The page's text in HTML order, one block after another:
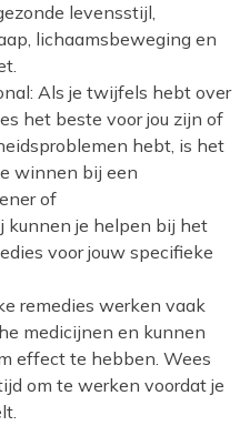
levensstijl,
lichaamsbeweging en
Als je twijfels hebt over
het beste voor jou zijn of
hebt, is het
winnen bij een
of
kunnen je helpen bij het
voor jouw specifieke
remedies werken vaak
medicijnen en kunnen
effect te hebben. Wees
om te werken voordat je